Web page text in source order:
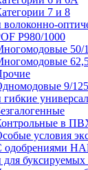
7 и 8
волоконно-
P980/1000
9/
гибкие
в
условия
одобрениями
для